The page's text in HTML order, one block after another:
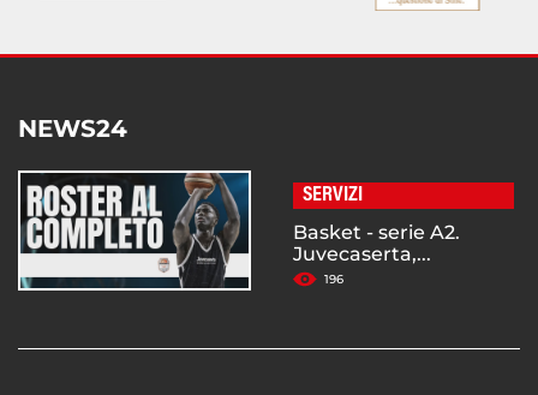
NEWS24
SERVIZI
Basket - serie A2.
Juvecaserta,...
196